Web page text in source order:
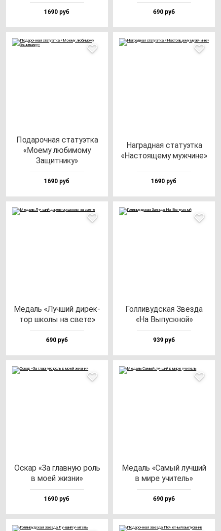
1690 руб 690 руб
Пода­роч­ная ста­ту­эт­ка
«Моему лю­би­мо­му
Защит­ни­ку»
1690 руб
Наг­рад­ная ста­ту­эт­ка
«Нас­то­яще­му муж­чи­не»
1690 руб
Медаль «Луч­ший ди­рек­
тор шко­лы на све­те»
690 руб
Гол­ли­вуд­ская Звез­да
«На Выпус­кной»
939 руб
Оскар «За глав­ную роль
в моей жиз­ни»
1690 руб
Медаль «Самый луч­ший
в ми­ре учи­тель»
690 руб